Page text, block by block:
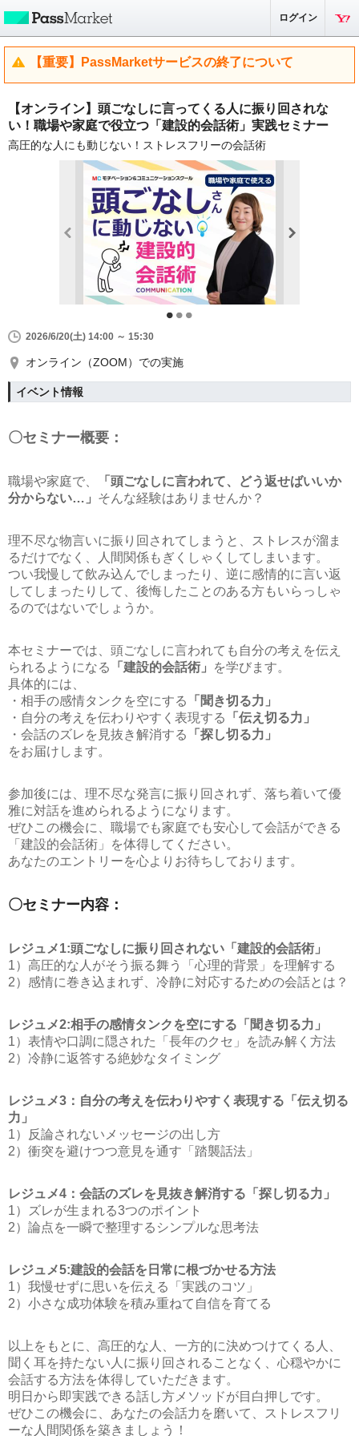
ログイン
【重要】PassMarketサービスの終了について
【オンライン】頭ごなしに言ってくる人に振り回されな
い！職場や家庭で役立つ「建設的会話術」実践セミナー
高圧的な人にも動じない！ストレスフリーの会話術
2026/6/20(土) 14:00 ～ 15:30
オンライン（ZOOM）での実施
イベント情報
〇セミナー概要：
職場や家庭で、
「頭ごなしに言われて、どう返せばいいか
分からない…」 そんな経験はありませんか？
理不尽な物言いに振り回されてしまうと、ストレスが溜ま
るだけでなく、人間関係もぎくしゃくしてしまいます。
つい我慢して飲み込んでしまったり、逆に感情的に言い返
してしまったりして、後悔したことのある方もいらっしゃ
るのではないでしょうか。
本セミナーでは、頭ごなしに言われても自分の考えを伝え
られるようになる
「建設的会話術」
を学びます。
具体的には、
・相手の感情タンクを空にする
「聞き切る力」
・自分の考えを伝わりやすく表現する
「伝え切る力」
・会話のズレを見抜き解消する
「探し切る力」
をお届けします。
参加後には、理不尽な発言に振り回されず、落ち着いて優
雅に対話を進められるようになります。
ぜひこの機会に、職場でも家庭でも安心して会話ができる
「建設的会話術」を体得してください。
あなたのエントリーを心よりお待ちしております。
〇セミナー内容：
レジュメ1:頭ごなしに振り回されない「建設的会話術」
1）高圧的な人がそう振る舞う「心理的背景」を理解する
2）感情に巻き込まれず、冷静に対応するための会話とは？
レジュメ2:相手の感情タンクを空にする「聞き切る力」
1）表情や口調に隠された「長年のクセ」を読み解く方法
2）冷静に返答する絶妙なタイミング
レジュメ3：自分の考えを伝わりやすく表現する「伝え切る
力」
1）反論されないメッセージの出し方
2）衝突を避けつつ意見を通す「踏襲話法」
レジュメ4：会話のズレを見抜き解消する「探し切る力」
1）ズレが生まれる3つのポイント
2）論点を一瞬で整理するシンプルな思考法
レジュメ5:建設的会話を日常に根づかせる方法
1）我慢せずに思いを伝える「実践のコツ」
2）小さな成功体験を積み重ねて自信を育てる
以上をもとに、高圧的な人、一方的に決めつけてくる人、
聞く耳を持たない人に振り回されることなく、心穏やかに
会話する方法を体得していただきます。
明日から即実践できる話し方メソッドが目白押しです。
ぜひこの機会に、あなたの会話力を磨いて、ストレスフリ
ーな人間関係を築きましょう！